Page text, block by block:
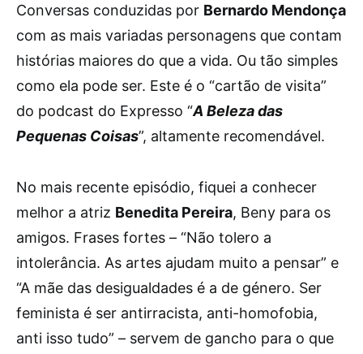
Conversas conduzidas por Bernardo Mendonça
com as mais variadas personagens que contam
histórias maiores do que a vida. Ou tão simples
como ela pode ser. Este é o “cartão de visita”
do podcast do Expresso “A Beleza das
Pequenas Coisas”, altamente recomendável.
No mais recente episódio, fiquei a conhecer
melhor a atriz Benedita Pereira, Beny para os
amigos. Frases fortes – “Não tolero a
intolerância. As artes ajudam muito a pensar” e
“A mãe das desigualdades é a de género. Ser
feminista é ser antirracista, anti-homofobia,
anti isso tudo” – servem de gancho para o que